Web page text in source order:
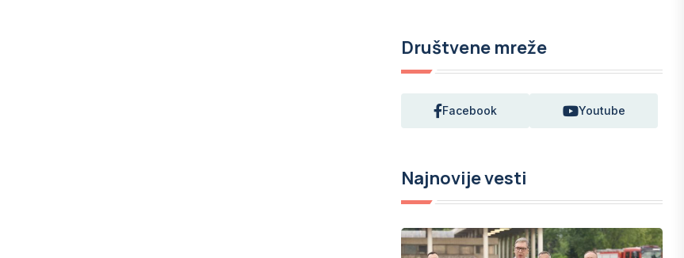
Društvene mreže
Facebook Youtube
Najnovije vesti